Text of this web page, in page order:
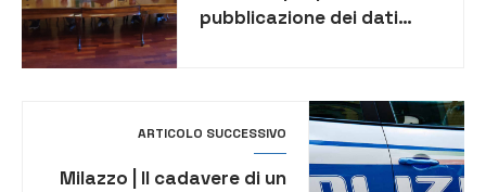
pubblicazione dei dati
denuncia Ecomac [VIDEO]
ARTICOLO SUCCESSIVO
Milazzo | Il cadavere di un